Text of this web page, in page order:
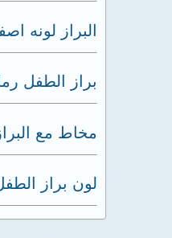
البراز لونه
براز الطفل
مخاط مع
لون براز